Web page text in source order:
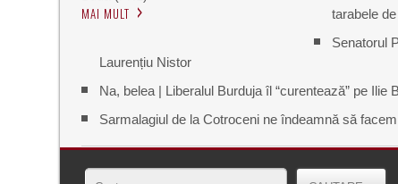
MAI MULT
tarabele
Senatorul
Laurențiu Nistor
Na, belea | Liberalul Burduja îl “curentează” pe
Sarmalagiul de la Cotroceni ne îndeamnă să